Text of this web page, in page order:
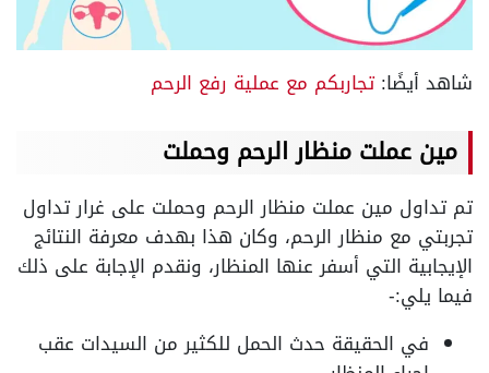
شاهد أيضًا:تجاربكم مع عملية رفع الرحم
مين عملت منظار الرحم وحملت
تم تداول مين عملت منظار الرحم وحملت على غرار تداول
تجربتي مع منظار الرحم، وكان هذا بهدف معرفة النتائج
الإيجابية التي أسفر عنها المنظار، ونقدم الإجابة على ذلك
فيما يلي:-
في الحقيقة حدث الحمل للكثير من السيدات عقب